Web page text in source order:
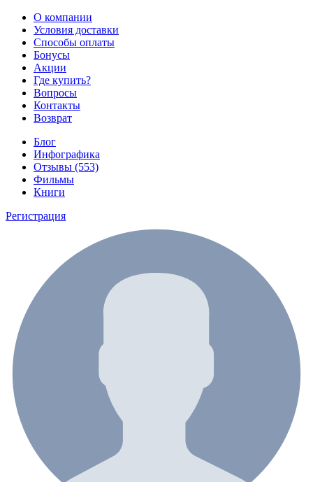
О компании
Условия доставки
Способы оплаты
Бонусы
Акции
Где купить?
Вопросы
Контакты
Возврат
Блог
Инфографика
Отзывы (553)
Фильмы
Книги
Регистрация